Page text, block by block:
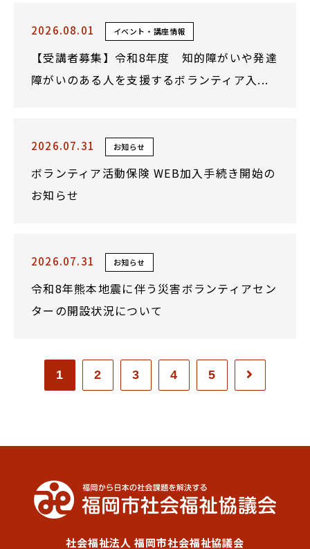
2026.08.01 イベント・講座情報
【受講者募集】令和8年度 知的障がいや発達
障がいのある人を支援するボランティア入...
2026.07.31 お知らせ
ボランティア活動保険 WEB加入手続き開始の
お知らせ
2026.07.31 お知らせ
令和8年熊本地震に伴う災害ボランティアセン
ターの開設状況について
1 2 3 4 5
社会福祉法人 福岡市社会福祉協議会